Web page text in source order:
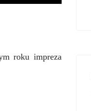
roku impreza